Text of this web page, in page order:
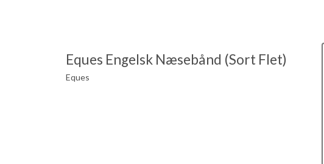
Eques Engelsk Næsebånd (Sort Flet)
Eques